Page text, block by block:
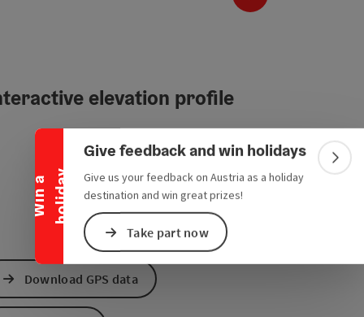
W
i
n
a
h
o
l
i
d
a y
Collapse banner Give feedback and win holidays
Give us your feedback on Austria as a holiday
destination and win great prizes!
Take part now
elevation profile
Download GPS data